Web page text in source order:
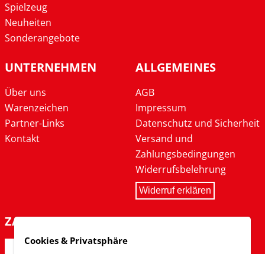
Spielzeug
Neuheiten
Sonderangebote
UNTERNEHMEN
Über uns
Warenzeichen
Partner-Links
Kontakt
ALLGEMEINES
AGB
Impressum
Datenschutz und Sicherheit
Versand und
Zahlungsbedingungen
Widerrufsbelehrung
Widerruf erklären
ZAHLARTEN
Cookies & Privatsphäre